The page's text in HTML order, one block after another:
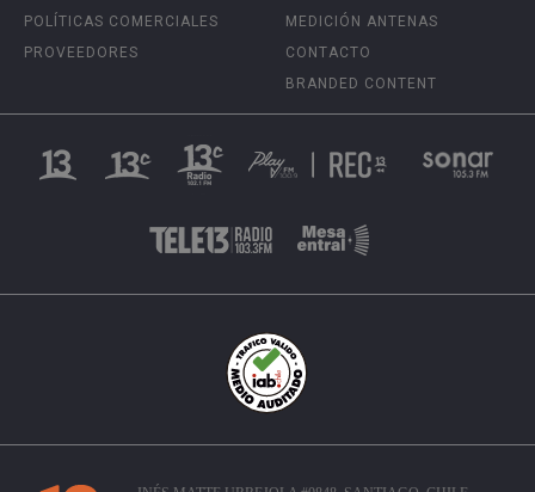
POLÍTICAS COMERCIALES
PROVEEDORES
MEDICIÓN ANTENAS
CONTACTO
BRANDED CONTENT